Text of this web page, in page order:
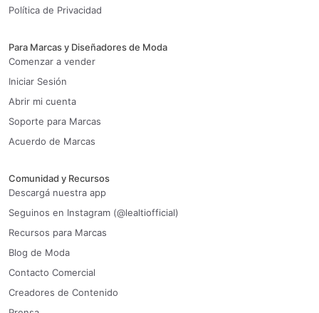
Política de Privacidad
Para Marcas y Diseñadores de Moda
Comenzar a vender
Iniciar Sesión
Abrir mi cuenta
Soporte para Marcas
Acuerdo de Marcas
Comunidad y Recursos
Descargá nuestra app
Seguinos en Instagram (@lealtiofficial)
Recursos para Marcas
Blog de Moda
Contacto Comercial
Creadores de Contenido